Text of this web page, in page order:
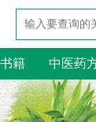
籍 中医药